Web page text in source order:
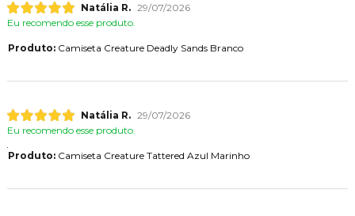
Natália R. 29/07/2026
Eu recomendo esse produto.
Produto:Camiseta Creature Deadly Sands Branco
Natália R. 29/07/2026
Eu recomendo esse produto.
Produto:Camiseta Creature Tattered Azul Marinho